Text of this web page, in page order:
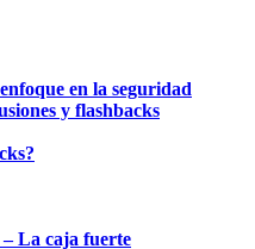
en la seguridad
y flashbacks
– La caja fuerte